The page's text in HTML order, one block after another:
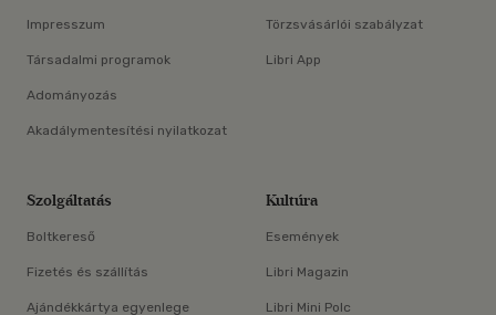
Impresszum
Társadalmi programok
Adományozás
Akadálymentesítési nyilatkozat
Törzsvásárlói szabályzat
Libri App
Szolgáltatás
Boltkereső
Fizetés és szállítás
Ajándékkártya egyenlege
Kultúra
Események
Libri Magazin
Libri Mini Polc